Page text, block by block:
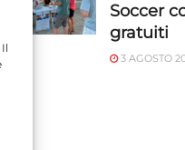
Soccer
gratuiti
3 AGOSTO